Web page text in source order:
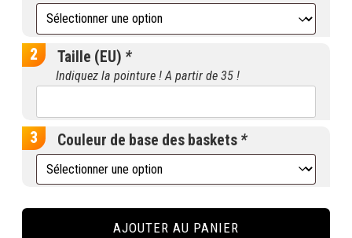
Taille (EU) *
Indiquez la pointure ! A partir de 35 !
Couleur de base des baskets *
AJOUTER AU PANIER